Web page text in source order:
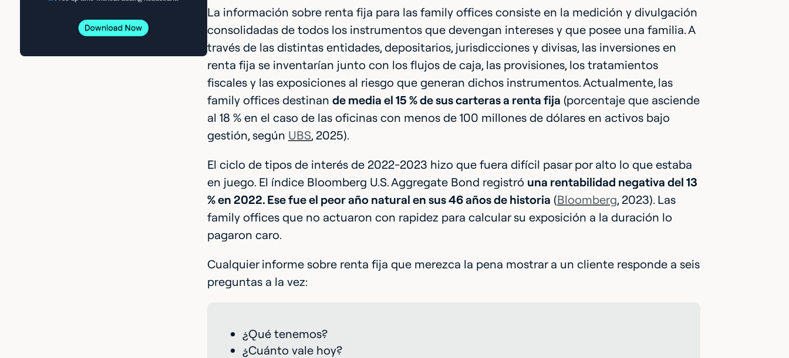
La información sobre renta fija para las family offices consiste en la medición y divulgación
consolidadas de todos los instrumentos que devengan intereses y que posee una familia. A
través de las distintas entidades, depositarios, jurisdicciones y divisas, las inversiones en
renta fija se inventarían junto con los flujos de caja, las provisiones, los tratamientos
fiscales y las exposiciones al riesgo que generan dichos instrumentos. Actualmente, las
family offices destinan de media el 15 % de sus carteras a renta fija (porcentaje que asciende
al 18 % en el caso de las oficinas con menos de 100 millones de dólares en activos bajo
gestión, según UBS, 2025).
El ciclo de tipos de interés de 2022-2023 hizo que fuera difícil pasar por alto lo que estaba
en juego. El índice Bloomberg U.S. Aggregate Bond registró una rentabilidad negativa del 13
% en 2022. Ese fue el peor año natural en sus 46 años de historia (Bloomberg, 2023). Las
family offices que no actuaron con rapidez para calcular su exposición a la duración lo
pagaron caro.
Cualquier informe sobre renta fija que merezca la pena mostrar a un cliente responde a seis
preguntas a la vez:
¿Qué tenemos?
¿Cuánto vale hoy?